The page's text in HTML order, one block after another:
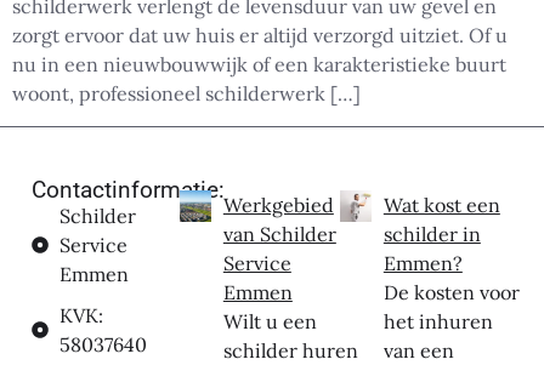
schilderwerk verlengt de levensduur van uw gevel en
zorgt ervoor dat uw huis er altijd verzorgd uitziet. Of u
nu in een nieuwbouwwijk of een karakteristieke buurt
woont, professioneel schilderwerk […]
Contactinformatie:
Schilder
Service
Emmen
KVK:
58037640
Werkgebied
van Schilder
Service
Emmen
Wilt u een
schilder huren
Wat kost een
schilder in
Emmen?
De kosten voor
het inhuren
van een